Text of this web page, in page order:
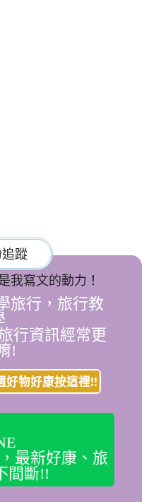
蹤
我寫文的動力！
旅行，旅行教
行資訊經常更
!
好物好康按這裡!!
最新好康、旅
間斷!!